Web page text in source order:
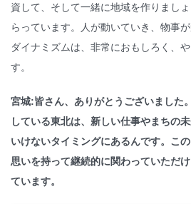
資して、そして一緒に地域を作りまし
らっています。人が動いていき、物事
ダイナミズムは、非常におもしろく、
す。
宮城:皆さん、ありがとうございました
している東北は、 新しい仕事やまちの
いけないタイミングにあるんです。こ
思いを持って継続的に関わっていただ
ています。